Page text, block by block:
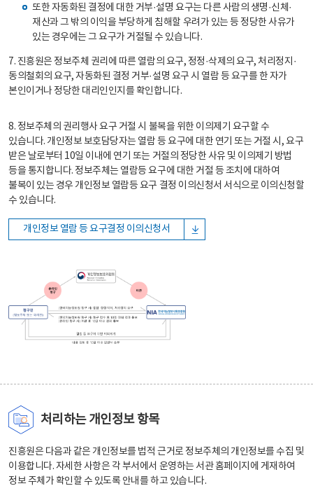
또한 자동화된 결정에 대한 거부·설명 요구는 다른 사람의 생명·신체·
재산과 그 밖의 이익을 부당하게 침해할 우려가 있는 등 정당한 사유가
있는 경우에는 그 요구가 거절될 수 있습니다.
7. 진흥원은 정보주체 권리에 따른 열람의 요구, 정정·삭제의 요구, 처리정지·
동의철회의 요구, 자동화된 결정 거부·설명 요구 시 열람 등 요구를 한 자가
본인이거나 정당한 대리인인지를 확인합니다.
8. 정보주체의 권리행사 요구 거절 시 불복을 위한 이의제기 요구할 수
있습니다. 개인정보 보호담당자는 열람 등 요구에 대한 연기 또는 거절 시, 요구
받은 날로부터 10일 이내에 연기 또는 거절의 정당한 사유 및 이의제기 방법
등을 통지합니다. 정보주체는 열람등 요구에 대한 거절 등 조치에 대하여
불복이 있는 경우 개인정보 열람등 요구 결정 이의신청서 서식으로 이의신청할
수 있습니다.
개인정보 열람 등 요구결정 이의신청서
처리하는 개인정보 항목
진흥원은 다음과 같은 개인정보를 법적 근거로 정보주체의 개인정보를 수집 및
이용합니다. 자세한 사항은 각 부서에서 운영하는 서관 홈페이지에 게재하여
정보 주체가 확인할 수 있도록 안내를 하고 있습니다.